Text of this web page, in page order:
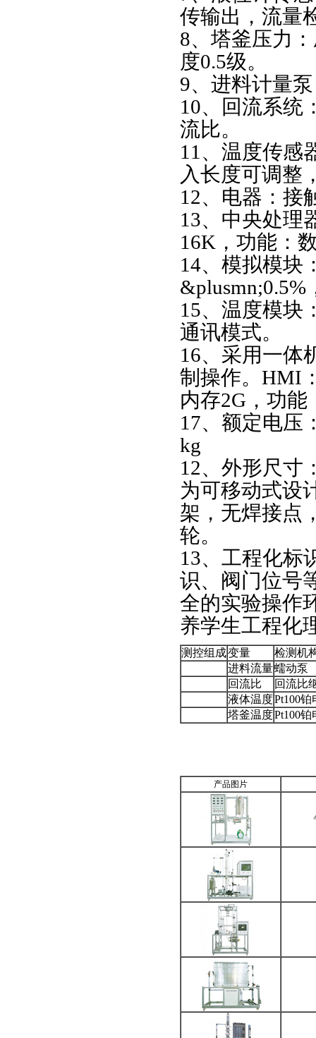
传输出，流量
8、塔釜压力
度0.5级。
9、进料计量
10、回流系统
流比。
11、温度传感
入长度可调整
12、电器：接
13、中央处理
16K，功能：
14、模拟模块
&plusmn;0.5%
15、温度模块
通讯模式。
16、采用一体
制操作。HMI
内存2G，功
17、额定电压
kg
12、外形尺寸
为可移动式设
架，无焊接点
轮。
13、工程化标
识、阀门位号
全的实验操作
养学生工程化
测控组成变量
检测机
进料流量蠕动泵
回流比
回流比
液体温度Pt100铂
塔釜温度Pt100铂
产品图片